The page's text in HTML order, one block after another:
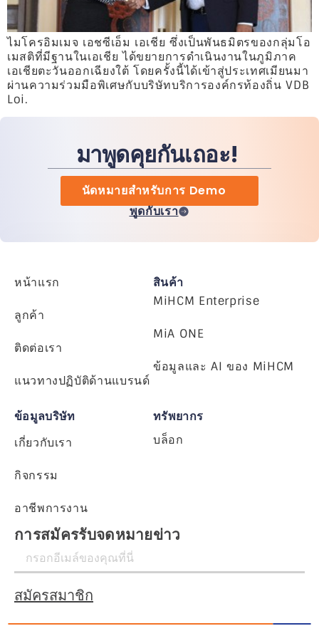
ไมโครอิมเมจ เอชซีเอ็ม เอเชีย ซึ่งเป็นพันธมิตรของกลุ่มโอ
เมสติที่มีฐานในเอเชีย ได้ขยายการดำเนินงานในภูมิภาค
เอเชียตะวันออกเฉียงใต้ โดยครั้งนี้ได้เข้าสู่ประเทศเมียนมา
ผ่านความร่วมมือพิเศษกับบริษัทบริการองค์กรท้องถิ่น VDB
Loi.
มาพูดคุยกันเถอะ!
นัดหมายสำหรับการ Demo
พูดกับเรา
หน้าแรก
ลูกค้า
ติดต่อเรา
แนวทางปฏิบัติด้านแบรนด์
สินค้า
MiHCM Enterprise
MiA ONE
ข้อมูลและ AI ของ MiHCM
ข้อมูลบริษัท
เกี่ยวกับเรา
กิจกรรม
อาชีพการงาน
ทรัพยากร
บล็อก
การสมัครรับจดหมายข่าว
สมัครสมาชิก